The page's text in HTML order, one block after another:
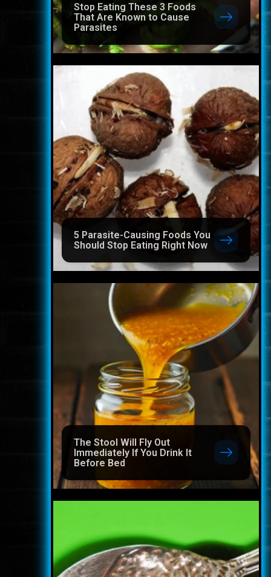
Stop Eating These 3 Foods
That Are Known to Cause
Parasites
5 Parasite-Causing Foods You
Should Stop Eating Right Now
The Stool Will Fly Out
Immediately If You Drink It
Before Bed